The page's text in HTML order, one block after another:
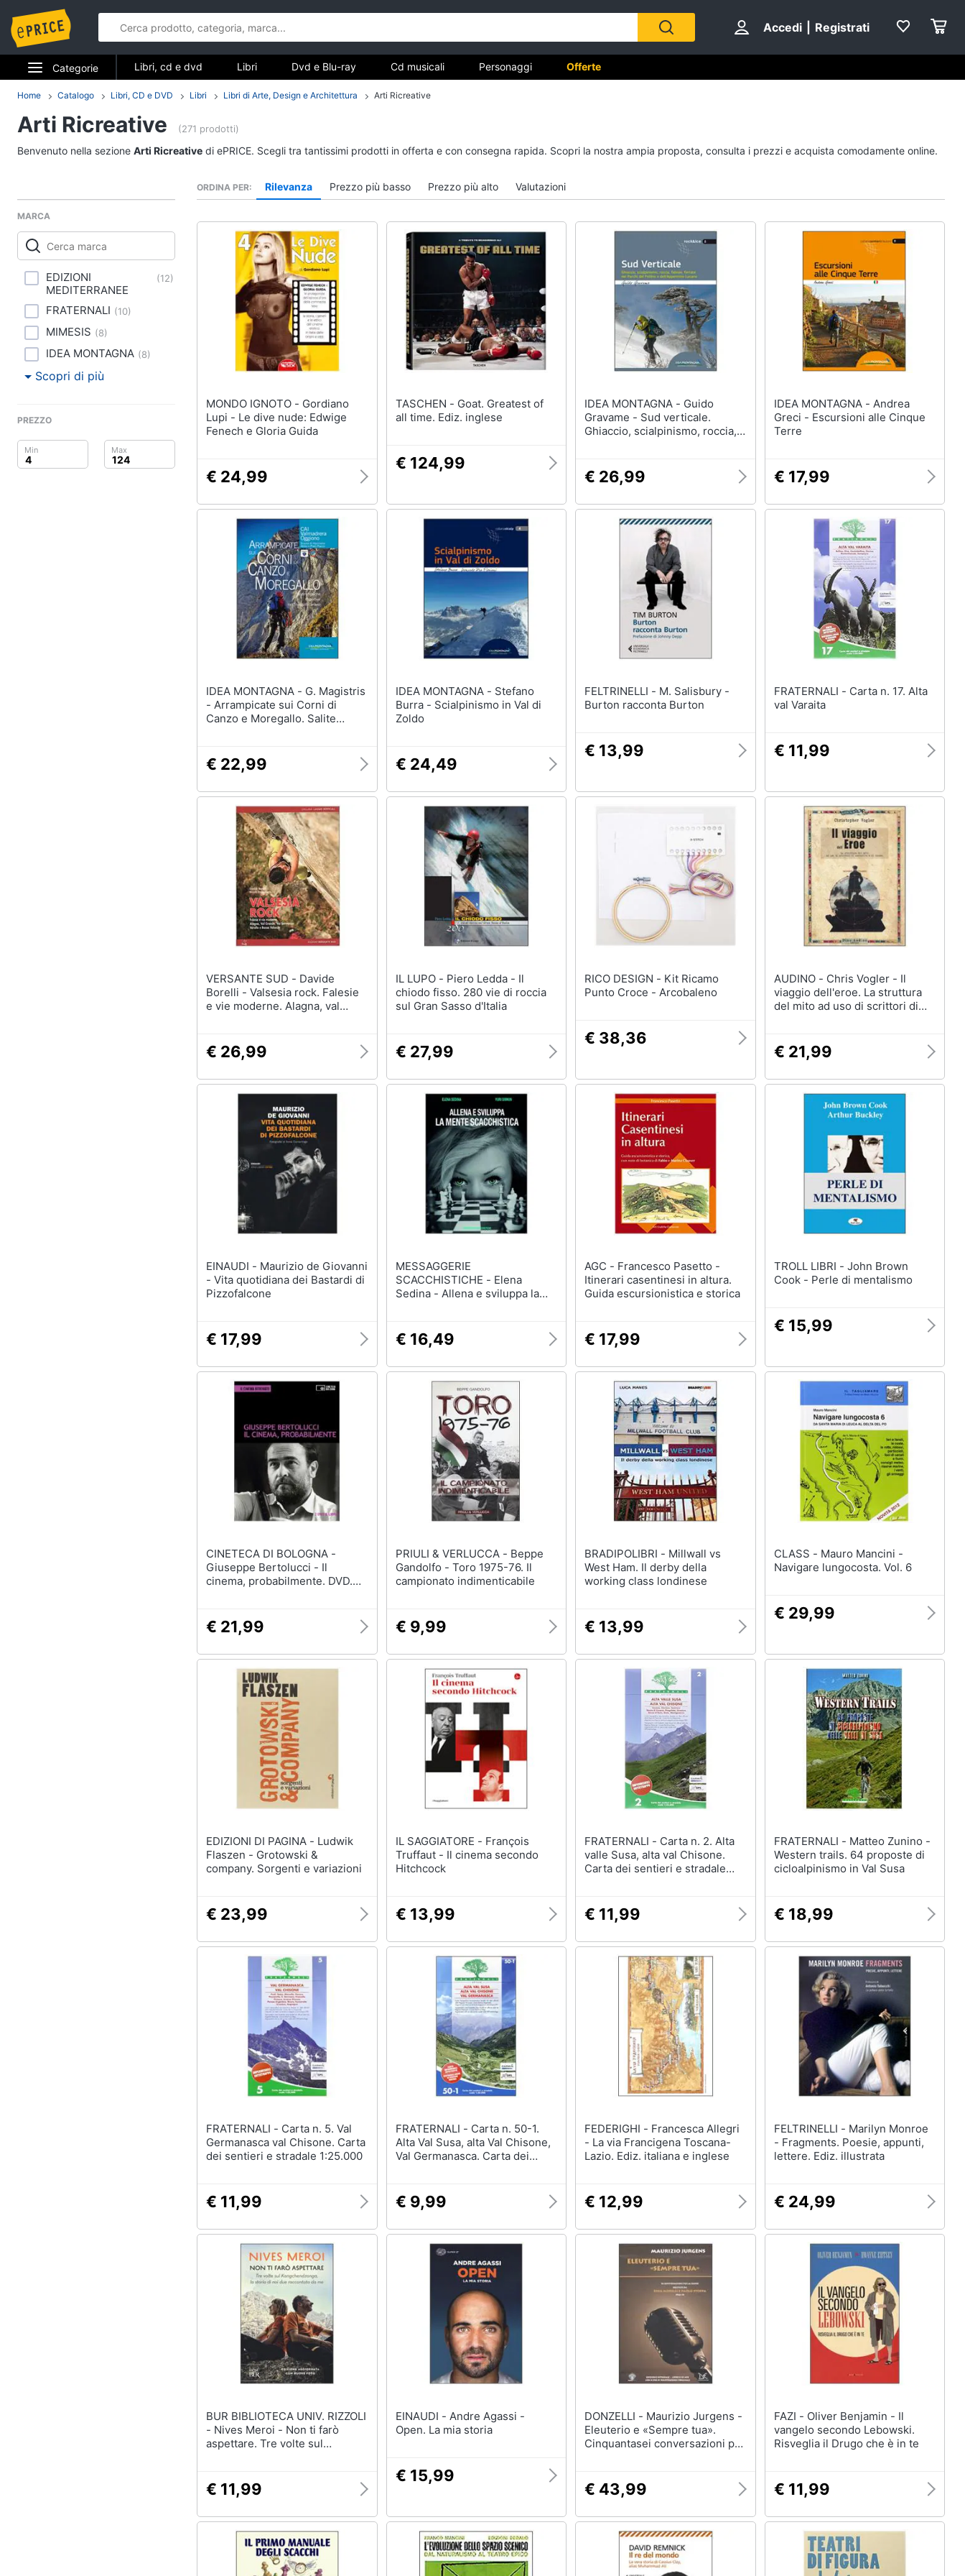
Accedi Registrati
Categorie
Elettrodomestici
Informatica
Videogiochi
Audio e musica
Arredo
Brico e Giardinaggio
Libri, cd e dvd
Attualità, politica e diritto
Libri di Arte, Design e
Architettura
Vedi tutti
Blu-Ray Musica Classica
DVD Film
Vedi tutti
CD Musicali
Musica Jazz
Vedi tutti
Barbara D'Urso
Libri, cd e dvd Libri Dvd e Blu-ray Cd musicali Personaggi Offerte
Home Catalogo Libri, CD e DVD Libri Libri di Arte, Design e Architettura Arti Ricreative
Arti Ricreative (271 prodotti)
Benvenuto nella sezione Arti Ricreative di ePRICE. Scegli tra tantissimi prodotti in offerta e con consegna rapida. Scopri la nostra ampia proposta, consulta i prezzi e acquista comodamente online.
MARCA
EDIZIONI
MEDITERRANEE
(12)
FRATERNALI (10)
MIMESIS (8)
IDEA MONTAGNA (8)
Scopri di più
PREZZO
ORDINA PER Rilevanza Prezzo più basso Prezzo più alto Valutazioni
MONDO IGNOTO - Gordiano
Lupi - Le dive nude: Edwige
Fenech e Gloria Guida
€ 24,99
TASCHEN - Goat. Greatest of
all time. Ediz. inglese
€ 124,99
IDEA MONTAGNA - Guido
Gravame - Sud verticale.
Ghiaccio, scialpinismo, roccia,
Lucano
€ 26,99
IDEA MONTAGNA - Andrea
Greci - Escursioni alle Cinque
Terre
€ 17,99
IDEA MONTAGNA - G. Magistris
- Arrampicate sui Corni di
Canzo e Moregallo. Salite
€ 22,99
IDEA MONTAGNA - Stefano
Burra - Scialpinismo in Val di
Zoldo
€ 24,49
FELTRINELLI - M. Salisbury -
Burton racconta Burton
€ 13,99
FRATERNALI - Carta n. 17. Alta
val Varaita
€ 11,99
VERSANTE SUD - Davide
Borelli - Valsesia rock. Falesie
e vie moderne. Alagna, val
€ 26,99
IL LUPO - Piero Ledda - Il
chiodo fisso. 280 vie di roccia
sul Gran Sasso d'Italia
€ 27,99
RICO DESIGN - Kit Ricamo
Punto Croce - Arcobaleno
€ 38,36
AUDINO - Chris Vogler - Il
viaggio dell'eroe. La struttura
del mito ad uso di scrittori di
€ 21,99
EINAUDI - Maurizio de Giovanni
- Vita quotidiana dei Bastardi di
Pizzofalcone
€ 17,99
MESSAGGERIE
SCACCHISTICHE - Elena
Sedina - Allena e sviluppa la
€ 16,49
AGC - Francesco Pasetto -
Itinerari casentinesi in altura.
Guida escursionistica e storica
€ 17,99
TROLL LIBRI - John Brown
Cook - Perle di mentalismo
€ 15,99
CINETECA DI BOLOGNA -
Giuseppe Bertolucci - Il
cinema, probabilmente. DVD.
€ 21,99
PRIULI & VERLUCCA - Beppe
Gandolfo - Toro 1975-76. Il
campionato indimenticabile
€ 9,99
BRADIPOLIBRI - Millwall vs
West Ham. Il derby della
working class londinese
€ 13,99
CLASS - Mauro Mancini -
Navigare lungocosta. Vol. 6
€ 29,99
EDIZIONI DI PAGINA - Ludwik
Flaszen - Grotowski &
company. Sorgenti e variazioni
€ 23,99
IL SAGGIATORE - François
Truffaut - Il cinema secondo
Hitchcock
€ 13,99
FRATERNALI - Carta n. 2. Alta
valle Susa, alta val Chisone.
Carta dei sentieri e stradale
€ 11,99
FRATERNALI - Matteo Zunino -
Western trails. 64 proposte di
cicloalpinismo in Val Susa
€ 18,99
FRATERNALI - Carta n. 5. Val
Germanasca val Chisone. Carta
dei sentieri e stradale 1:25.000
€ 11,99
FRATERNALI - Carta n. 50-1.
Alta Val Susa, alta Val Chisone,
Val Germanasca. Carta dei
€ 9,99
FEDERIGHI - Francesca Allegri
- La via Francigena Toscana-
Lazio. Ediz. italiana e inglese
€ 12,99
FELTRINELLI - Marilyn Monroe
- Fragments. Poesie, appunti,
lettere. Ediz. illustrata
€ 24,99
BUR BIBLIOTECA UNIV. RIZZOLI
- Nives Meroi - Non ti farò
aspettare. Tre volte sul
€ 11,99
EINAUDI - Andre Agassi -
Open. La mia storia
€ 15,99
DONZELLI - Maurizio Jurgens -
Eleuterio e «Sempre tua».
Cinquantasei conversazioni per
CD Audio
€ 43,99
FAZI - Oliver Benjamin - Il
vangelo secondo Lebowski.
Risveglia il Drugo che è in te
€ 11,99